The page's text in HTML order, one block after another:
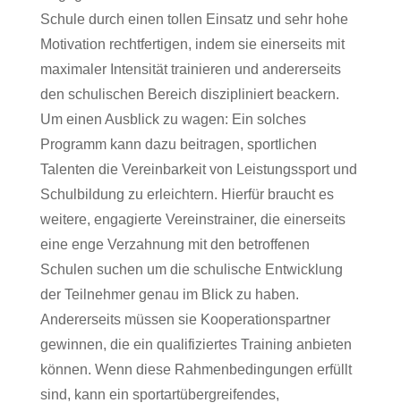
Schule durch einen tollen Einsatz und sehr hohe
Motivation rechtfertigen, indem sie einerseits mit
maximaler Intensität trainieren und andererseits
den schulischen Bereich diszipliniert beackern.
Um einen Ausblick zu wagen: Ein solches
Programm kann dazu beitragen, sportlichen
Talenten die Vereinbarkeit von Leistungssport und
Schulbildung zu erleichtern. Hierfür braucht es
weitere, engagierte Vereinstrainer, die einerseits
eine enge Verzahnung mit den betroffenen
Schulen suchen um die schulische Entwicklung
der Teilnehmer genau im Blick zu haben.
Andererseits müssen sie Kooperationspartner
gewinnen, die ein qualifiziertes Training anbieten
können. Wenn diese Rahmenbedingungen erfüllt
sind, kann ein sportartübergreifendes,